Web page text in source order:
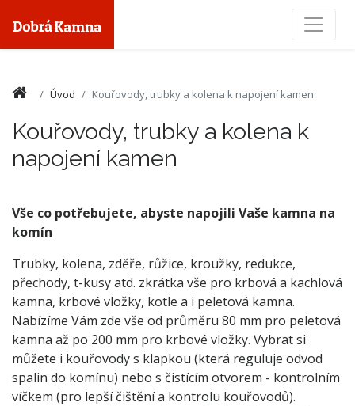
Úvod Kouřovody, trubky a kolena k napojení kamen
Kouřovody, trubky a kolena k
napojení kamen
Vše co potřebujete, abyste napojili Vaše kamna na
komín
Trubky, kolena, zděře, růžice, kroužky, redukce,
přechody, t-kusy atd. zkrátka vše pro krbová a kachlová
kamna, krbové vložky, kotle a i peletová kamna.
Nabízíme Vám zde vše od průměru 80 mm pro peletová
kamna až po 200 mm pro krbové vložky. Vybrat si
můžete i kouřovody s klapkou (která reguluje odvod
spalin do komínu) nebo s čistícím otvorem - kontrolním
víčkem (pro lepší čištění a kontrolu kouřovodů).